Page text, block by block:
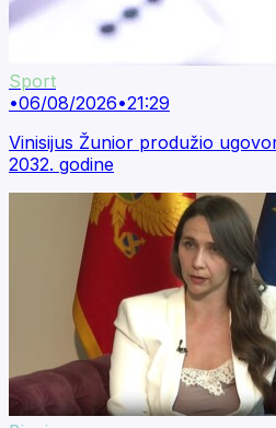
Sport
•06/08/2026•21:29
Vinisijus Žunior produžio
2032. godine